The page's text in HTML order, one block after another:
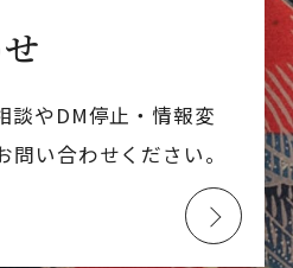
談やDM停止・情報変
い合わせください。